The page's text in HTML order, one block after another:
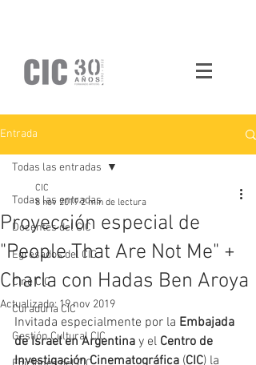
Entrada
Todas las entradas
Docentes del CIC
Egresados del CIC
Cine CIC
Curaduría CIC
Gestión Cultural CIC
Todas las entradas
Proyección especial de
"People That Are Not Me" +
Charla con Hadas Ben Aroya
CIC
8 nov 2019 2 min de lectura
Actualizado:19 nov 2019
Invitada especialmente por la Embajada
de Israel en Argentina y el Centro de
Investigación Cinematográfica (CIC) la